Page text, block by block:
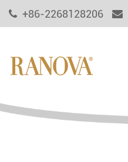
+86-2268128206